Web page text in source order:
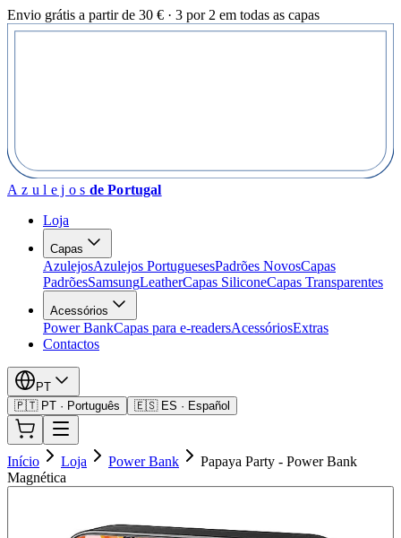
Envio grátis a partir de 30 € · 3 por 2 em todas as capas
Azulejos de Portugal
Loja
Capas
AzulejosAzulejos PortuguesesPadrões NovosCapas
PadrõesSamsungLeatherCapas SiliconeCapas Transparentes
Acessórios
Power BankCapas para e-readersAcessóriosExtras
Contactos
PT
🇵🇹 PT · Português
🇪🇸 ES · Español
Início Loja Power Bank
Papaya Party - Power Bank
Magnética